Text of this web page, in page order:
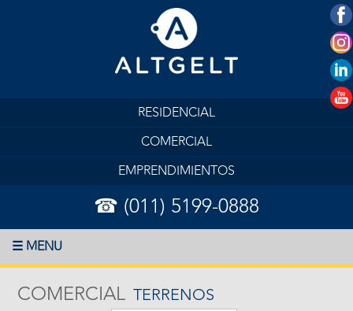
RESIDENCIAL
COMERCIAL
EMPRENDIMIENTOS
☎ (011) 5199-0888
☰ MENU
COMERCIAL TERRENOS